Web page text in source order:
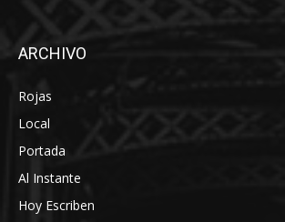
ARCHIVO
Rojas
Local
Portada
Al Instante
Hoy Escriben